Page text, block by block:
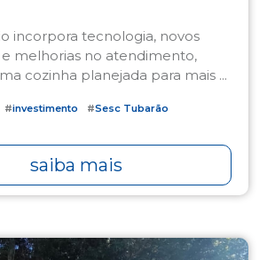
incorpora tecnologia, novos
melhorias no atendimento,
cozinha planejada para mais ...
#investimento #Sesc Tubarão
saiba mais